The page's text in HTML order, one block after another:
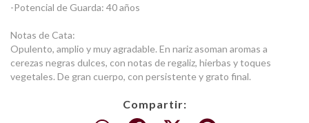
-Potencial de Guarda: 40 años
Notas de Cata:
Opulento, amplio y muy agradable. En nariz asoman aromas a
cerezas negras dulces, con notas de regaliz, hierbas y toques
vegetales. De gran cuerpo, con persistente y grato final.
Compartir: